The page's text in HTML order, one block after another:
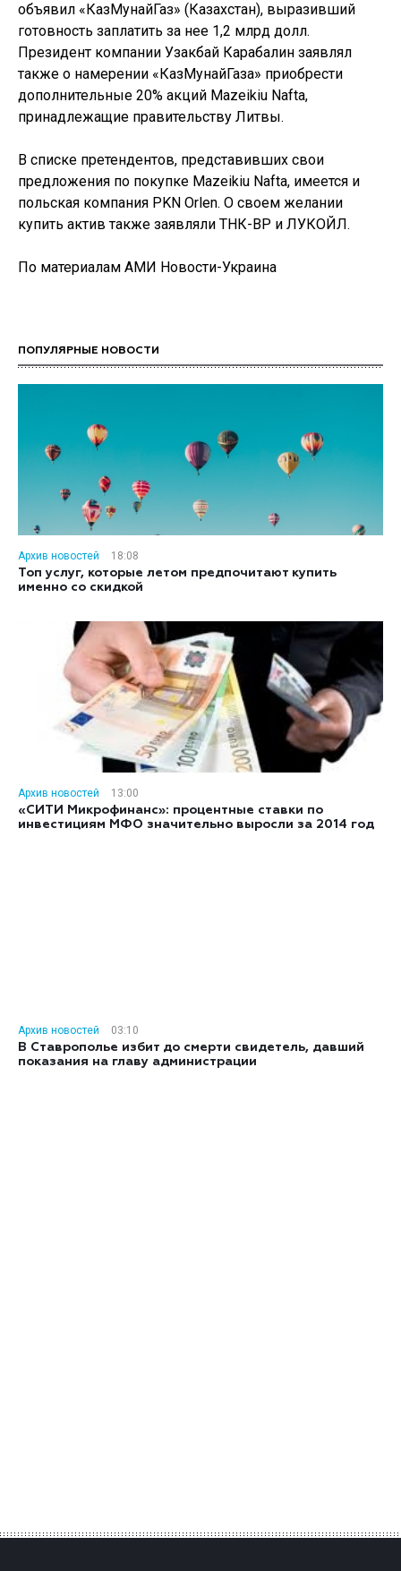
объявил «КазМунайГаз» (Казахстан), выразивший
готовность заплатить за нее 1,2 млрд долл.
Президент компании Узакбай Карабалин заявлял
также о намерении «КазМунайГаза» приобрести
дополнительные 20% акций Mazeikiu Nafta,
принадлежащие правительству Литвы.
В списке претендентов, представивших свои
предложения по покупке Mazeikiu Naftа, имеется и
польская компания PKN Orlen. О своем желании
купить актив также заявляли ТНК-BP и ЛУКОЙЛ.
По материалам АМИ Новости-Украина
ПОПУЛЯРНЫЕ НОВОСТИ
Архив новостей
18:08
Топ услуг, которые летом предпочитают купить
именно со скидкой
Архив новостей
13:00
«СИТИ Микрофинанс»: процентные ставки по
инвестициям МФО значительно выросли за 2014 год
Архив новостей
03:10
В Ставрополье избит до смерти свидетель, давший
показания на главу администрации